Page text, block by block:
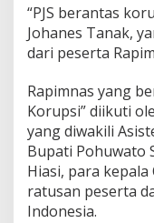
“PJS berantas
Johanes Tanak,
dari peserta
Rapimnas yang
Korupsi” diikuti
yang diwakili
Bupati Pohuwato
Hiasi, para kepala
ratusan peserta
Indonesia.